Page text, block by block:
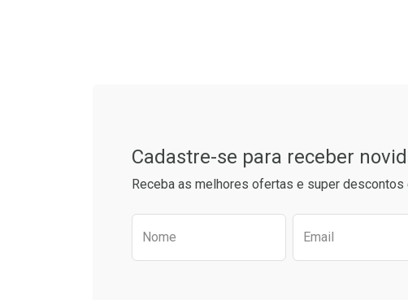
Ativar
Cadastre-se para receber
Receba as melhores ofertas e super
Preencha o formulário abaixo
Nome Email